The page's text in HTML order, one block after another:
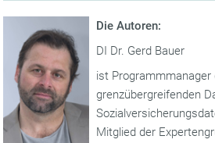
Die Autoren:
DI Dr. Gerd Bauer
ist Programmmanager
grenzübergreifenden
Mitglied der